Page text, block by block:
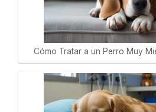
Cómo Tratar a un Perro Muy